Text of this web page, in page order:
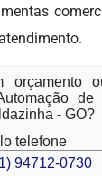
orçamento
de
- GO?
telefone
94712-0730